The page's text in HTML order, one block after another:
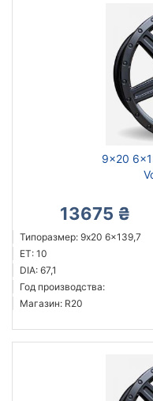
9x20
13675 ₴
Типоразмер: 9x20 6x139,7
ET: 10
DIA: 67,1
Год производства:
Магазин: R20